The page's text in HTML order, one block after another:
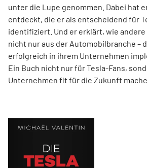
unter die Lupe genommen. Dabei hat
entdeckt, die er als entscheidend für
identifiziert. Und er erklärt, wie
nicht nur aus der Automobilbranche –
erfolgreich in ihrem Unternehmen
Ein Buch nicht nur für Tesla-Fans,
Unternehmen fit für die Zukunft